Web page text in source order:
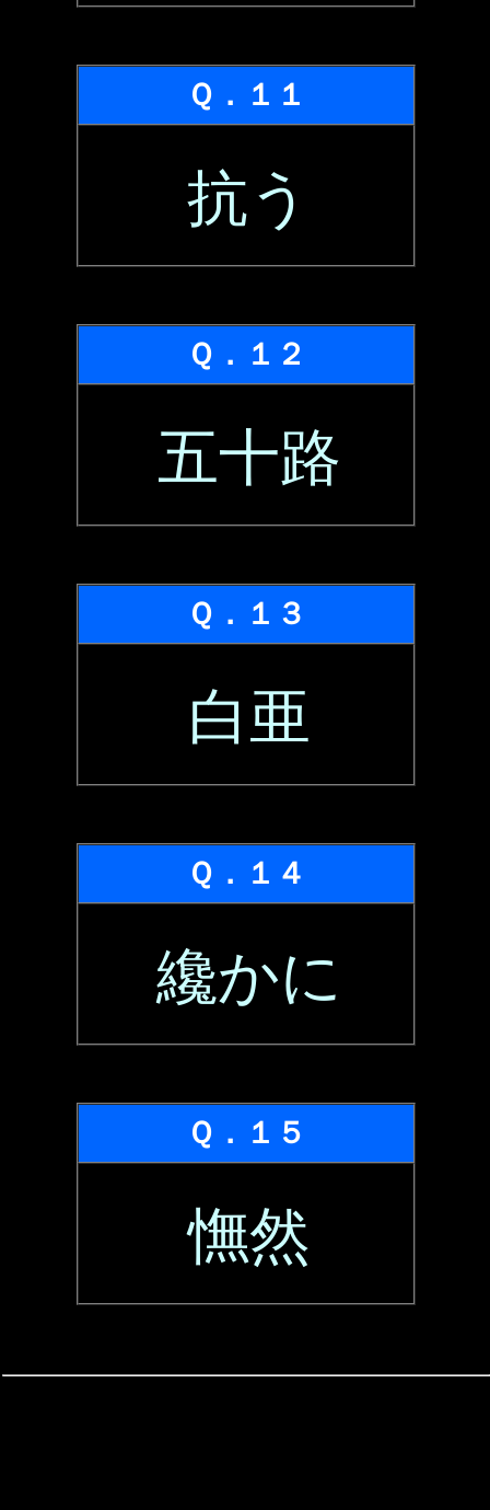
Ｑ．１１
抗う
Ｑ．１２
五十路
Ｑ．１３
白亜
Ｑ．１４
纔かに
Ｑ．１５
憮然